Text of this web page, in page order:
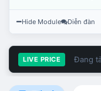
Hide Module Diễn đàn
LIVE PRICE Đang